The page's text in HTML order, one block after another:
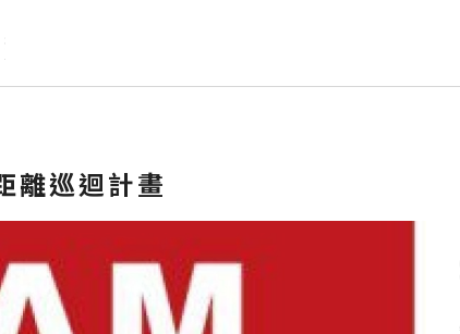
離巡迴計畫